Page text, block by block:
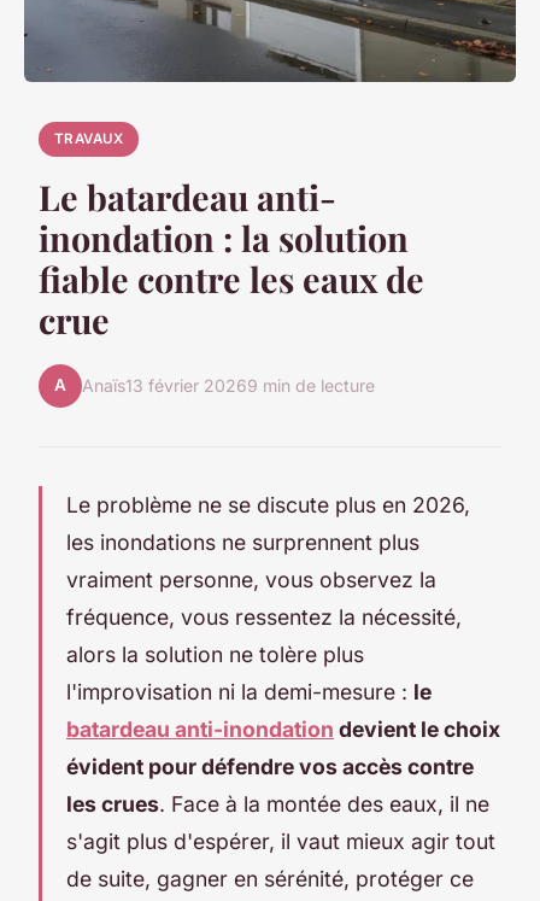
TRAVAUX
Le batardeau anti-
inondation : la solution
fiable contre les eaux de
crue
A Anaïs13 février 20269 min de lecture
Le problème ne se discute plus en 2026,
les inondations ne surprennent plus
vraiment personne, vous observez la
fréquence, vous ressentez la nécessité,
alors la solution ne tolère plus
l'improvisation ni la demi-mesure : le
batardeau anti-inondation devient le choix
évident pour défendre vos accès contre
les crues. Face à la montée des eaux, il ne
s'agit plus d'espérer, il vaut mieux agir tout
de suite, gagner en sérénité, protéger ce